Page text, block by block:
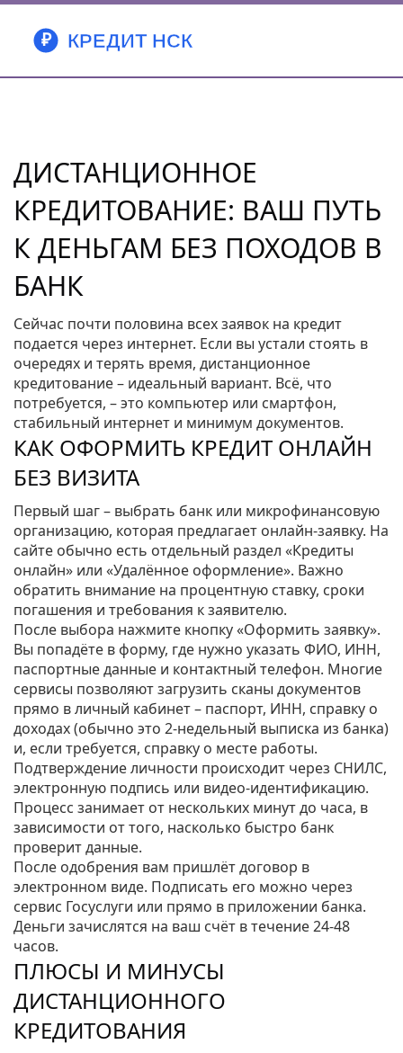
ДИСТАНЦИОННОЕ
КРЕДИТОВАНИЕ: ВАШ ПУТЬ
К ДЕНЬГАМ БЕЗ ПОХОДОВ В
БАНК
Сейчас почти половина всех заявок на кредит
подается через интернет. Если вы устали стоять в
очередях и терять время, дистанционное
кредитование – идеальный вариант. Всё, что
потребуется, – это компьютер или смартфон,
стабильный интернет и минимум документов.
КАК ОФОРМИТЬ КРЕДИТ ОНЛАЙН
БЕЗ ВИЗИТА
Первый шаг – выбрать банк или микрофинансовую
организацию, которая предлагает онлайн‑заявку. На
сайте обычно есть отдельный раздел «Кредиты
онлайн» или «Удалённое оформление». Важно
обратить внимание на процентную ставку, сроки
погашения и требования к заявителю.
После выбора нажмите кнопку «Оформить заявку».
Вы попадёте в форму, где нужно указать ФИО, ИНН,
паспортные данные и контактный телефон. Многие
сервисы позволяют загрузить сканы документов
прямо в личный кабинет – паспорт, ИНН, справку о
доходах (обычно это 2‑недельный выписка из банка)
и, если требуется, справку о месте работы.
Подтверждение личности происходит через СНИЛС,
электронную подпись или видео‑идентификацию.
Процесс занимает от нескольких минут до часа, в
зависимости от того, насколько быстро банк
проверит данные.
После одобрения вам пришлёт договор в
электронном виде. Подписать его можно через
сервис Госуслуги или прямо в приложении банка.
Деньги зачислятся на ваш счёт в течение 24‑48
часов.
ПЛЮСЫ И МИНУСЫ
ДИСТАНЦИОННОГО
КРЕДИТОВАНИЯ